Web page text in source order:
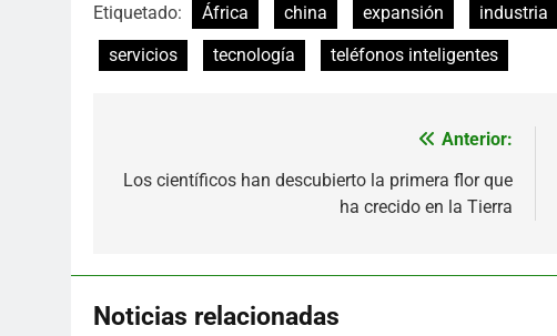
Etiquetado: África china expansión industria
servicios
tecnología teléfonos inteligentes
de
Anterior:
Los científicos han descubierto la primera flor que
ha crecido en la Tierra
Noticias relacionadas